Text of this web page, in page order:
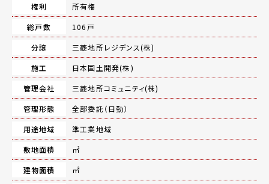
権利
所有権
総戸数
106戸
分譲
三菱地所レジデンス(株)
施工
日本国土開発(株)
管理会社
三菱地所コミュニティ(株)
管理形態
全部委託（日勤）
用途地域
準工業地域
敷地面積
㎡
建物面積
㎡